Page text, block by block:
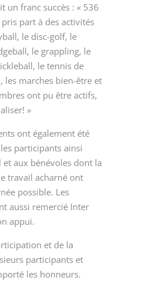
un franc succès : « 536
part à des activités
le disc-golf, le
le grappling, le
le tennis de
les marches bien-être et
ont pu être actifs,
»
ont également été
participants ainsi
et aux bénévoles dont la
travail acharné ont
possible. Les
aussi remercié Inter
appui.
et de la
participants et
les honneurs.